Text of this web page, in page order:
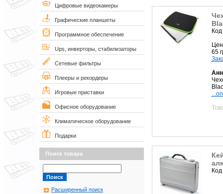
Цифровые видеокамеры
Графические планшеты
Программное обеспечение
Ups, инверторы, стабилизаторы
Сетевые фильтры
Плееры и рекордеры
Игровые приставки
Офисное оборудование
Климатическое оборудование
Подарки
Поиск товара
Расширенный поиск
65
Код